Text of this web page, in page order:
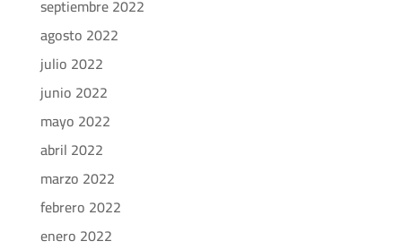
septiembre 2022
agosto 2022
julio 2022
junio 2022
mayo 2022
abril 2022
marzo 2022
febrero 2022
enero 2022